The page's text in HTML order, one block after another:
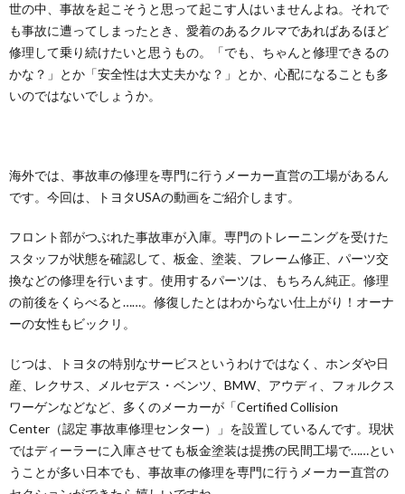
世の中、事故を起こそうと思って起こす人はいませんよね。それで
も事故に遭ってしまったとき、愛着のあるクルマであればあるほど
修理して乗り続けたいと思うもの。「でも、ちゃんと修理できるの
かな？」とか「安全性は大丈夫かな？」とか、心配になることも多
いのではないでしょうか。
海外では、事故車の修理を専門に行うメーカー直営の工場があるん
です。今回は、トヨタUSAの動画をご紹介します。
フロント部がつぶれた事故車が入庫。専門のトレーニングを受けた
スタッフが状態を確認して、板金、塗装、フレーム修正、パーツ交
換などの修理を行います。使用するパーツは、もちろん純正。修理
の前後をくらべると……。修復したとはわからない仕上がり！オーナ
ーの女性もビックリ。
じつは、トヨタの特別なサービスというわけではなく、ホンダや日
産、レクサス、メルセデス・ベンツ、BMW、アウディ、フォルクス
ワーゲンなどなど、多くのメーカーが「Certified Collision
Center（認定 事故車修理センター）」を設置しているんです。現状
ではディーラーに入庫させても板金塗装は提携の民間工場で……とい
うことが多い日本でも、事故車の修理を専門に行うメーカー直営の